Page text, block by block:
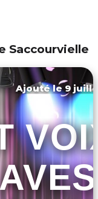
Saccourvielle
Ajouté le 9